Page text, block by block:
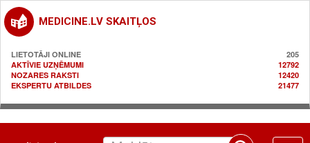
MEDICINE.LV SKAITĻOS
LIETOTĀJI ONLINE
205
AKTĪVIE UZŅĒMUMI
12792
NOZARES RAKSTI
12420
EKSPERTU ATBILDES
21477